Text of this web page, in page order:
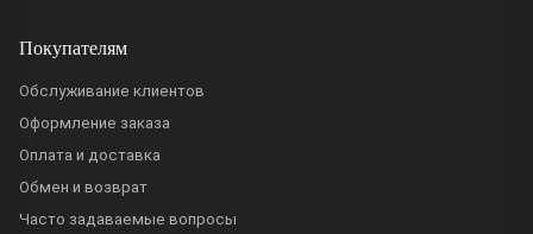
Покупателям
Обслуживание клиентов
Оформление заказа
Оплата и доставка
Обмен и возврат
Часто задаваемые вопросы